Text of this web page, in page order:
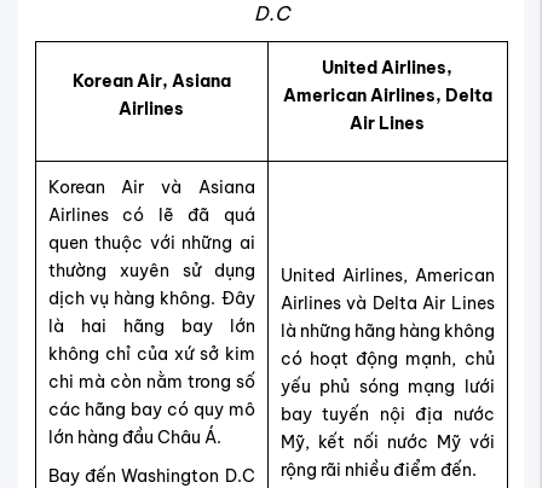
D.C
Korean Air, Asiana
Airlines
United Airlines,
American Airlines, Delta
Air Lines
Korean Air và Asiana
Airlines có lẽ đã quá
quen thuộc với những ai
thường xuyên sử dụng
dịch vụ hàng không. Đây
là hai hãng bay lớn
không chỉ của xứ sở kim
chi mà còn nằm trong số
các hãng bay có quy mô
lớn hàng đầu Châu Á.
Bay đến Washington D.C
United Airlines, American
Airlines và Delta Air Lines
là những hãng hàng không
có hoạt động mạnh, chủ
yếu phủ sóng mạng lưới
bay tuyến nội địa nước
Mỹ, kết nối nước Mỹ với
rộng rãi nhiều điểm đến.